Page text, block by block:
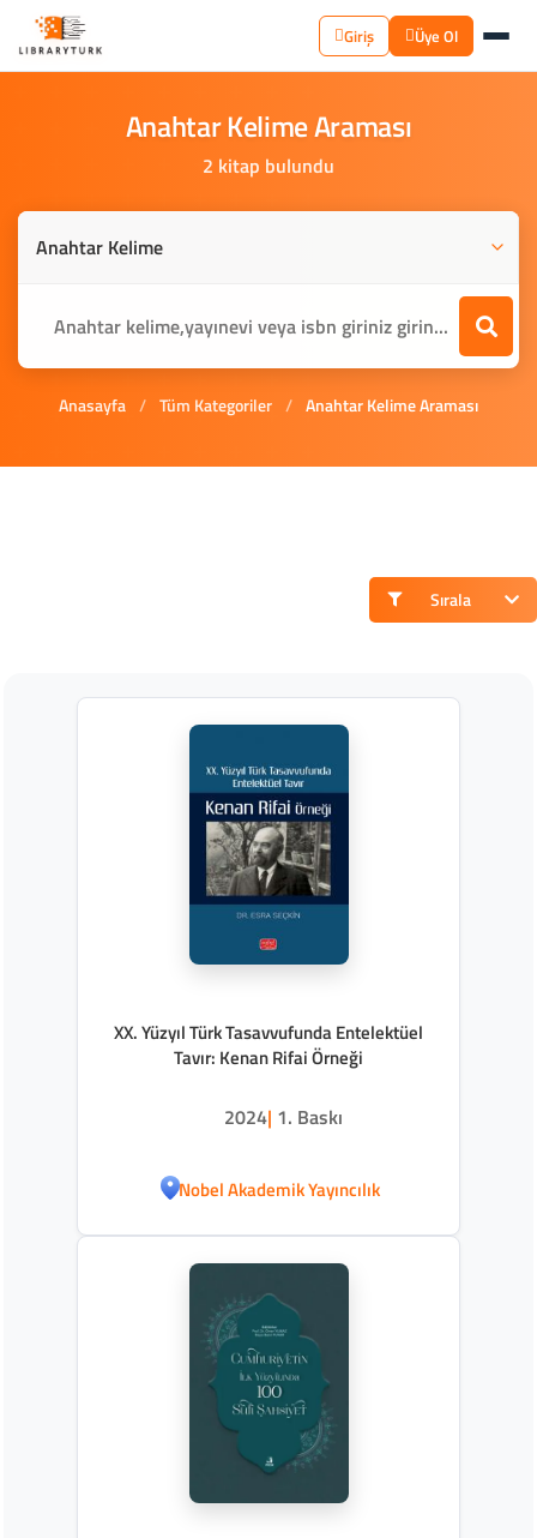
Giriş Üye Ol
AnahtarKelimeAraması
2 kitap bulundu
Anasayfa / Tüm Kategoriler / Anahtar Kelime Araması
Sırala
XX. Yüzyıl Türk Tasavvufunda Entelektüel
Tavır: Kenan Rifai Örneği
2024| 1. Baskı
Nobel Akademik Yayıncılık